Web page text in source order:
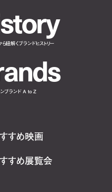
story
ら紐解くブランドヒストリー
ands
ンブランド A to Z
すめ映画
すめ展覧会